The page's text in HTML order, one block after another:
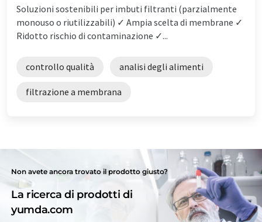
Soluzioni sostenibili per imbuti filtranti (parzialmente
monouso o riutilizzabili) ✓ Ampia scelta di membrane ✓
Ridotto rischio di contaminazione ✓...
controllo qualità analisi degli alimenti
filtrazione a membrana
Non avete ancora trovato il prodotto giusto?
La ricerca di prodotti di
yumda.com